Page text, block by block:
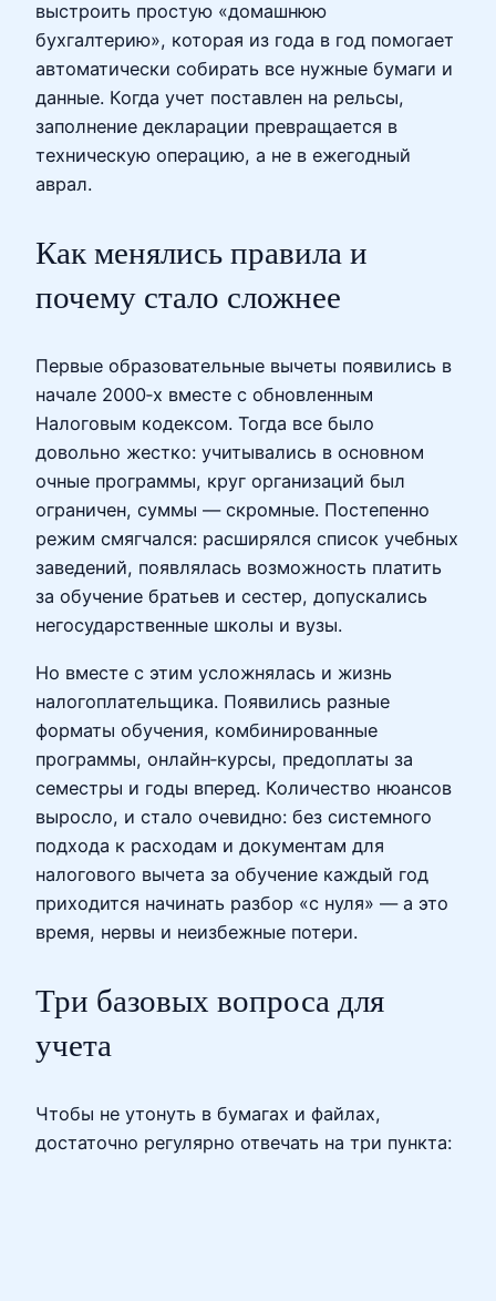
выстроить простую «домашнюю
бухгалтерию», которая из года в год помогает
автоматически собирать все нужные бумаги и
данные. Когда учет поставлен на рельсы,
заполнение декларации превращается в
техническую операцию, а не в ежегодный
аврал.
Как менялись правила и
почему стало сложнее
Первые образовательные вычеты появились в
начале 2000‑х вместе с обновленным
Налоговым кодексом. Тогда все было
довольно жестко: учитывались в основном
очные программы, круг организаций был
ограничен, суммы — скромные. Постепенно
режим смягчался: расширялся список учебных
заведений, появлялась возможность платить
за обучение братьев и сестер, допускались
негосударственные школы и вузы.
Но вместе с этим усложнялась и жизнь
налогоплательщика. Появились разные
форматы обучения, комбинированные
программы, онлайн‑курсы, предоплаты за
семестры и годы вперед. Количество нюансов
выросло, и стало очевидно: без системного
подхода к расходам и документам для
налогового вычета за обучение каждый год
приходится начинать разбор «с нуля» — а это
время, нервы и неизбежные потери.
Три базовых вопроса для
учета
Чтобы не утонуть в бумагах и файлах,
достаточно регулярно отвечать на три пункта: